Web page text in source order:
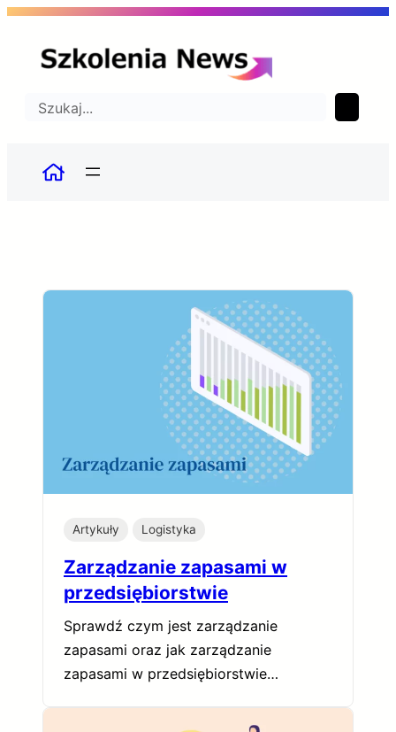
Przejdź
Szukaj
Artykuły Logistyka
Zarządzanie zapasami w
przedsiębiorstwie
Sprawdź czym jest zarządzanie
zapasami oraz jak zarządzanie
zapasami w przedsiębiorstwie…